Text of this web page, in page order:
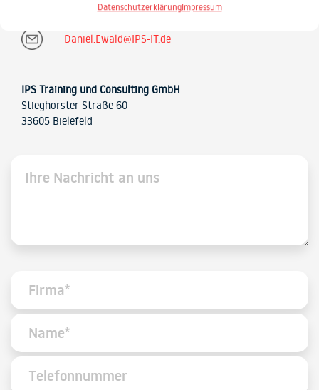
DatenschutzerklärungImpressum
Daniel.Ewald@IPS-IT.de
IPS Training und Consulting GmbH
Stieghorster Straße 60
33605 Bielefeld